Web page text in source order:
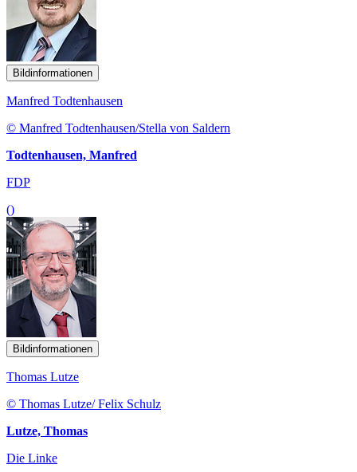
Bildinformationen
Manfred Todtenhausen
© Manfred Todtenhausen/Stella von Saldern
Todtenhausen, Manfred
FDP
()
Bildinformationen
Thomas Lutze
© Thomas Lutze/ Felix Schulz
Lutze, Thomas
Die Linke